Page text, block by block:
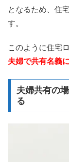
となるため、住
す。
このように住宅
夫婦で共有名義
夫婦共有の
る